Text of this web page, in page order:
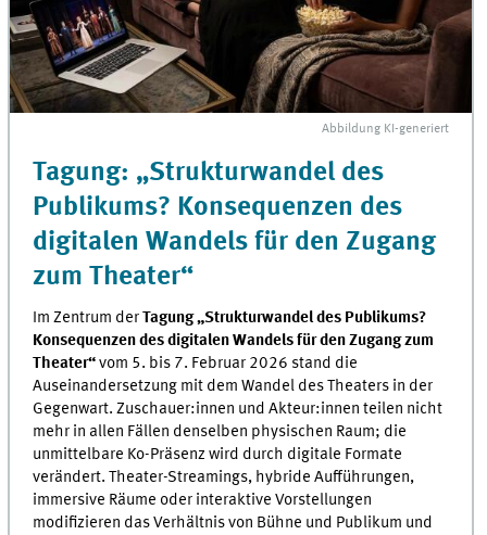
Abbildung KI-generiert
Tagung: „Strukturwandel des
Publikums? Konsequenzen des
digitalen Wandels für den Zugang
zum Theater“
Im Zentrum derTagung „Strukturwandel des Publikums?
Konsequenzen des digitalen Wandels für den Zugang zum
Theater“vom 5. bis 7. Februar 2026 stand die
Auseinandersetzung mit dem Wandel des Theaters in der
Gegenwart. Zuschauer:innen und Akteur:innen teilen nicht
mehr in allen Fällen denselben physischen Raum; die
unmittelbare Ko-Präsenz wird durch digitale Formate
verändert. Theater-Streamings, hybride Aufführungen,
immersive Räume oder interaktive Vorstellungen
modifizieren das Verhältnis von Bühne und Publikum und